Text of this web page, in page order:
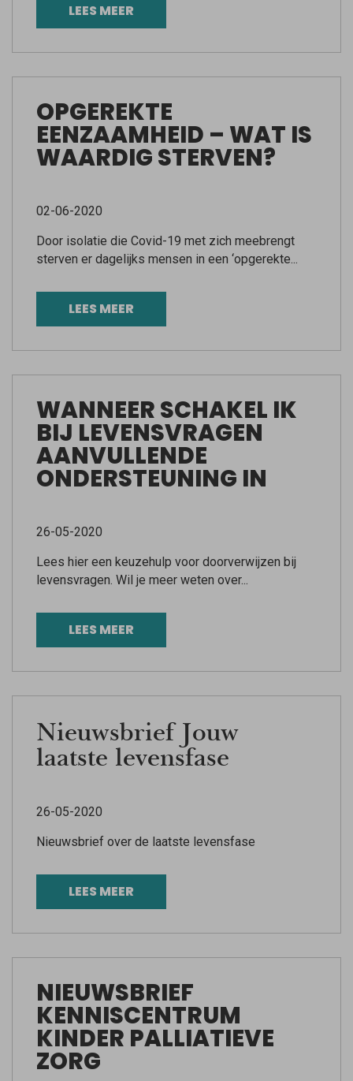
LEES MEER
OPGEREKTE
EENZAAMHEID – WAT IS
WAARDIG STERVEN?
02-06-2020
Door isolatie die Covid-19 met zich meebrengt
sterven er dagelijks mensen in een ‘opgerekte...
LEES MEER
WANNEER SCHAKEL IK
BIJ LEVENSVRAGEN
AANVULLENDE
ONDERSTEUNING IN
26-05-2020
Lees hier een keuzehulp voor doorverwijzen bij
levensvragen. Wil je meer weten over...
LEES MEER
Nieuwsbrief Jouw
laatste levensfase
26-05-2020
Nieuwsbrief over de laatste levensfase
LEES MEER
NIEUWSBRIEF
KENNISCENTRUM
KINDER PALLIATIEVE
ZORG